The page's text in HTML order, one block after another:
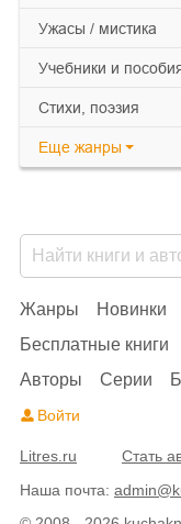
ужасы / мистика
учебники и
cтихи, поэзия
Еще жанры
Жанры Новинки
Бесплатные книги
Авторы
Серии
Войти
Litres.ru Стать
Наша почта: